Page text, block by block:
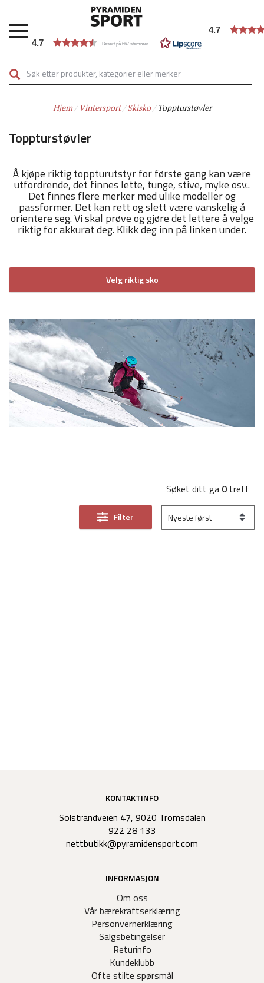
hovedinnhold
4.7 Basert på 667 stemmer
4.7
Hjem Vintersport Skisko Toppturstøvler
Toppturstøvler
Å kjøpe riktig toppturutstyr for første gang kan være
utfordrende, det finnes lette, tunge, stive, myke osv..
Det finnes flere merker med ulike modeller og
passformer. Det kan rett og slett være vanskelig å
orientere seg. Vi skal prøve og gjøre det lettere å velge
riktig for akkurat deg. Klikk deg inn på linken under.
Velg riktig sko
Søket ditt ga 0 treff
Filter
KONTAKTINFO
Solstrandveien 47, 9020 Tromsdalen
922 28 133
nettbutikk@pyramidensport.com
INFORMASJON
Om oss
Vår bærekraftserklæring
Personvernerklæring
Salgsbetingelser
Returinfo
Kundeklubb
Ofte stilte spørsmål